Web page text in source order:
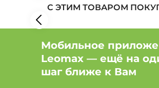
Товары для здоровья: Бренд СИЛА
С ЭТИМ ТОВАРОМ
Мобильное
Leomax — ещё на
шаг ближе к Вам